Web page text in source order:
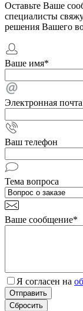
Оставьте Ваше
специалисты
решения Вашего
Ваше имя*
Электронная почта
Ваш телефон
Тема вопроса
Ваше сообщение*
Я согласен на